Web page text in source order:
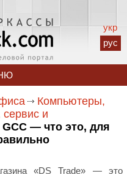
укр
рус
Компьютеры,
и
GCC — что это, для
«DS Trade» — это